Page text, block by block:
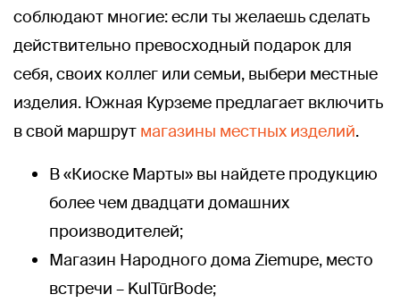
соблюдают многие: если ты желаешь сделать
действительно превосходный подарок для
себя, своих коллег или семьи, выбери местные
изделия. Южная Курземе предлагает включить
в свой маршрут магазины местных изделий.
В «Киоске Марты» вы найдете продукцию
более чем двадцати домашних
производителей;
Магазин Народного дома Ziemupe, место
встречи – KulTūrBode;